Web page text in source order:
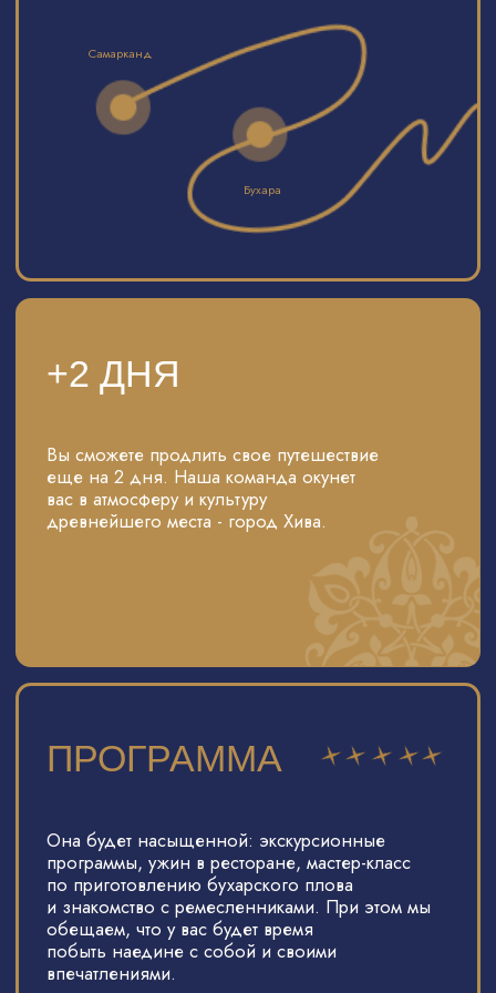
ФОТОСЕССИЯ В СТИЛЕ
«ВЕЛИКОЛЕПНОГО
ВЕКА»
Каждый сможет почувствовать себя героем
известного сериала. Наш профессиональный
фотограф проведет для вас фотосессию
в восточных нарядах на фоне местного колорита.
С НАМИ ВЫ БУДЕТЕ
ЧУВСТВОВАТЬ СЕБЯ
ЛЕГКО И КОМФОРТНО